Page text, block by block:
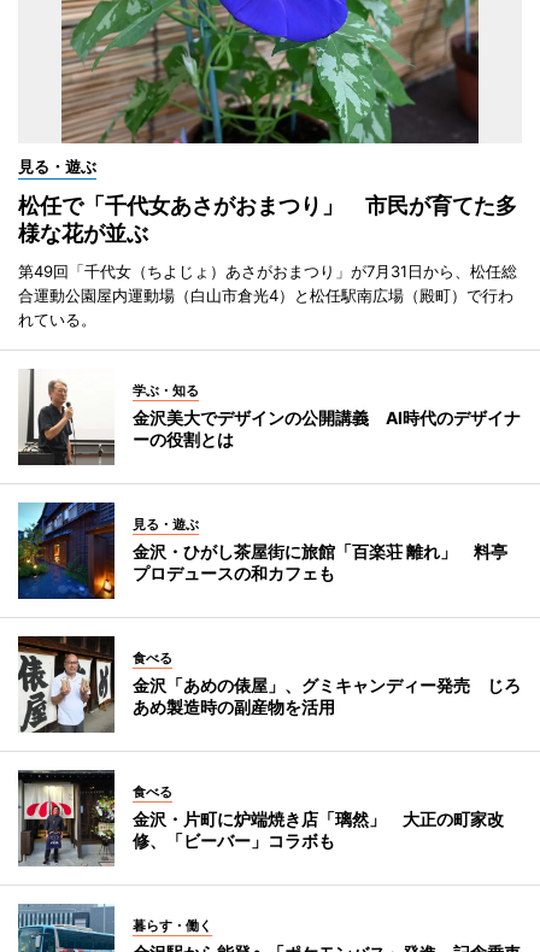
見る・遊ぶ
松任で「千代女あさがおまつり」 市民が育てた多
様な花が並ぶ
第49回「千代女（ちよじょ）あさがおまつり」が7月31日から、松任総
合運動公園屋内運動場（白山市倉光4）と松任駅南広場（殿町）で行わ
れている。
学ぶ・知る
金沢美大でデザインの公開講義 AI時代のデザイナ
ーの役割とは
見る・遊ぶ
金沢・ひがし茶屋街に旅館「百楽荘 離れ」 料亭
プロデュースの和カフェも
食べる
金沢「あめの俵屋」、グミキャンディー発売 じろ
あめ製造時の副産物を活用
食べる
金沢・片町に炉端焼き店「璃然」 大正の町家改
修、「ビーバー」コラボも
暮らす・働く